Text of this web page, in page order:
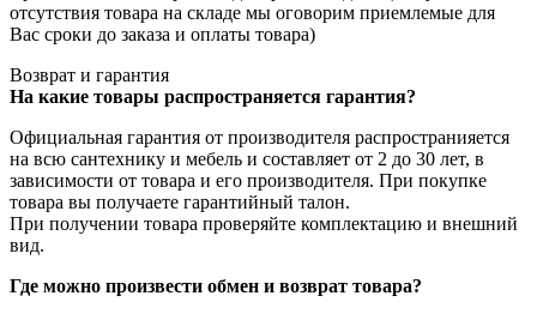
отсутствия товара на складе мы оговорим приемлемые для
Вас сроки до заказа и оплаты товара)
Возврат и гарантия
На какие товары распространяется гарантия?
Официальная гарантия от производителя распространияется
на всю сантехнику и мебель и составляет от 2 до 30 лет, в
зависимости от товара и его производителя. При покупке
товара вы получаете гарантийный талон.
При получении товара проверяйте комплектацию и внешний
вид.
Где можно произвести обмен и возврат товара?